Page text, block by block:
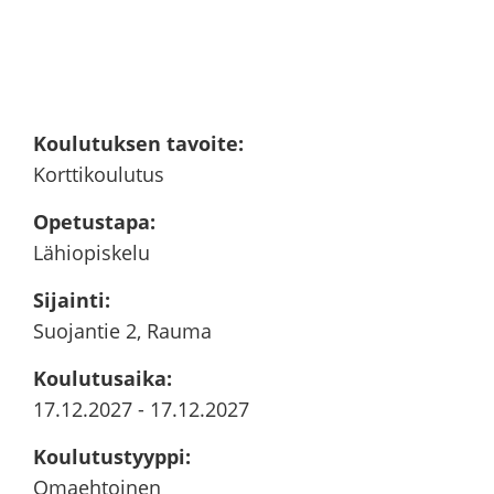
Kou­lu­tuk­sen ta­voi­te:
Kort­ti­kou­lu­tus
Ope­tus­ta­pa:
Lä­hio­pis­ke­lu
Si­jain­ti:
Suo­jan­tie 2, Rauma
Kou­lu­tusai­ka:
17.12.2027 - 17.12.2027
Kou­lu­tus­tyyp­pi:
Omaeh­toi­nen